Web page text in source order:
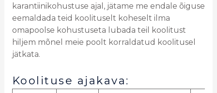
karantiinikohustuse ajal, jätame me endale õiguse
eemaldada teid koolituselt koheselt ilma
omapoolse kohustuseta lubada teil koolitust
hiljem mõnel meie poolt korraldatud koolitusel
jätkata.
Koolituse ajakava: